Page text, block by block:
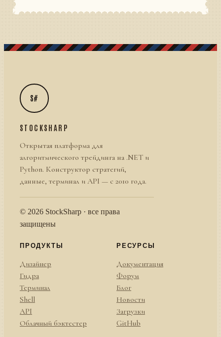
S#
STOCKSHARP
Открытая платформа для
алгоритмического трейдинга на .NET и
Python. Конструктор стратегий,
данные, терминал и API — с 2010 года.
© 2026 StockSharp · все права
защищены
ПРОДУКТЫ
Дизайнер
Гидра
Терминал
Shell
API
Облачный бэктестер
РЕСУРСЫ
Документация
Форум
Блог
Новости
Загрузки
GitHub